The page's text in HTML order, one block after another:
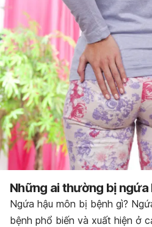
Những ai thường bị ngứa
Ngứa hậu môn bị bệnh gì?
bệnh phổ biến và xuất hiện ở